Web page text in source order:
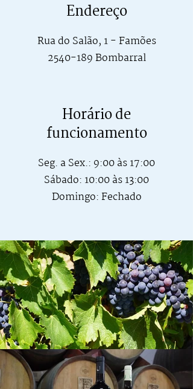
Endereço
Rua do Salão, 1 - Famões
2540-189 Bombarral
Horário de
funcionamento
Seg. a Sex.: 9:00 às 17:00
Sábado: 10:00 às 13:00
Domingo: Fechado